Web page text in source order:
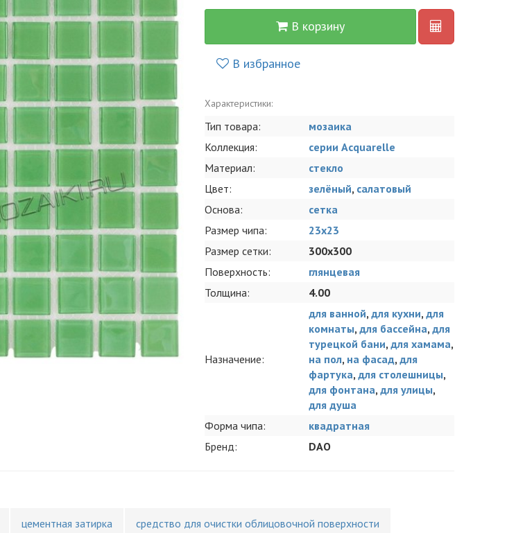
В корзину
В избранное
Характеристики:
Тип товара:
мозаика
Коллекция:
серии Acquarelle
Материал:
стекло
Цвет:
зелёный, салатовый
Основа:
сетка
Размер чипа:
23х23
Размер сетки:
300x300
Поверхность:
глянцевая
Толщина:
4.00
Назначение:
для ванной, для кухни, для
комнаты, для бассейна, для
турецкой бани, для хамама,
на пол, на фасад, для
фартука, для столешницы,
для фонтана, для улицы,
для душа
Форма чипа:
квадратная
Бренд:
DAO
цементная затирка средство для очистки облицовочной поверхности